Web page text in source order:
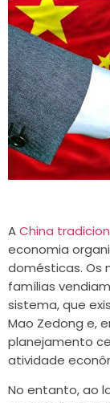
AChina
economia
domésticas. Os
famílias
sistema, que
Mao Zedong e,
planejamento
atividade
No entanto, ao